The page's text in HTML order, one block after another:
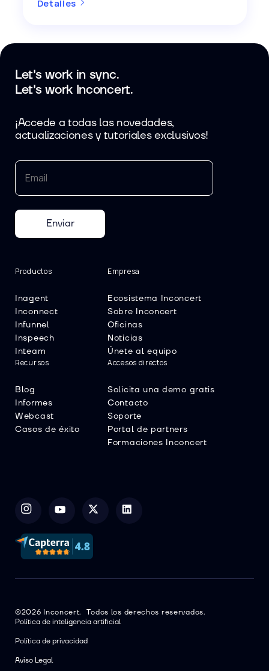
Detalles
Let's work in sync.
Let's work Inconcert.
¡Accede a todas las novedades,
actualizaciones y tutoriales exclusivos!
Enviar
Productos
Inagent
Inconnect
Infunnel
Inspeech
Inteam
Empresa
Ecosistema Inconcert
Sobre Inconcert
Oficinas
Noticias
Únete al equipo
Recursos
Blog
Informes
Webcast
Casos de éxito
Accesos directos
Solicita una demo gratis
Contacto
Soporte
Portal de partners
Formaciones Inconcert
©2026 Inconcert. Todos los derechos reservados.
Política de inteligencia artificial
Política de privacidad
Aviso Legal